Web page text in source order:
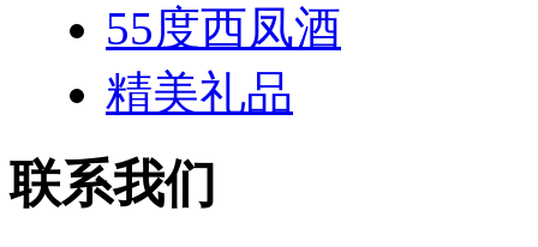
55度西凤酒
精美礼品
联系我们